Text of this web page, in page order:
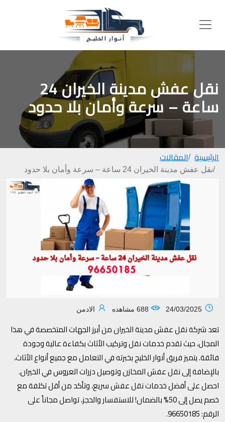
نقل عفش مدينة الخيران 24
ساعة – سرعة وأمان بلا حدود
الرئيسية المقالات
نقل عفش مدينة الخيران 24 ساعة – سرعة وأمان بلا حدود
الادمن
تعد شركة نقل عفش مدينة الخيران من أبرز الجهات المتخصصة في هذا
المجال، حيث تقدم خدمات نقل وتركيب الأثاث بكفاءة عالية وجودة
فائقة. يتميز فريق أنوار الخليج بخبرته في التعامل مع جميع أنواع الأثاث،
بالإضافة إلى نقل عفش المخازن وتوصيل دزرات العروس في الخيران.
احصل على أفضل خدمات نقل عفش سريع، وتأكد من أقل تكلفة مع
خصم يصل إلى 50% بالضمان! للاستفسار والحجز، تواصل مجاناً على
الرقم: 96650185.